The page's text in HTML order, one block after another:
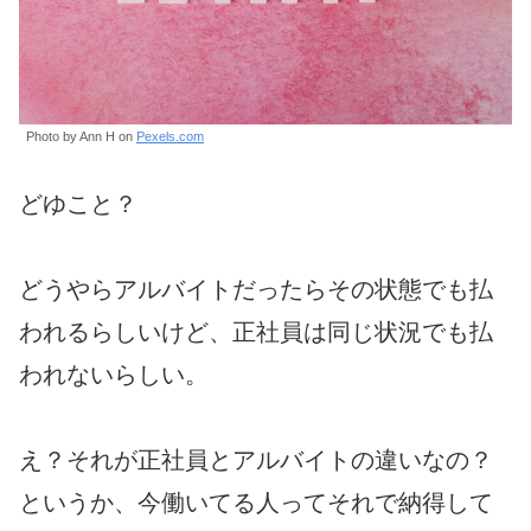
Photo by Ann H on Pexels.com
どゆこと？
どうやらアルバイトだったらその状態でも払
われるらしいけど、正社員は同じ状況でも払
われないらしい。
え？それが正社員とアルバイトの違いなの？
というか、今働いてる人ってそれで納得して